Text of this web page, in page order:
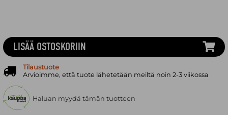
LISÄÄ OSTOSKORIIN
Tilaustuote
Arvioimme, että tuote lähetetään meiltä noin 2-3 viikossa
Haluan myydä tämän tuotteen